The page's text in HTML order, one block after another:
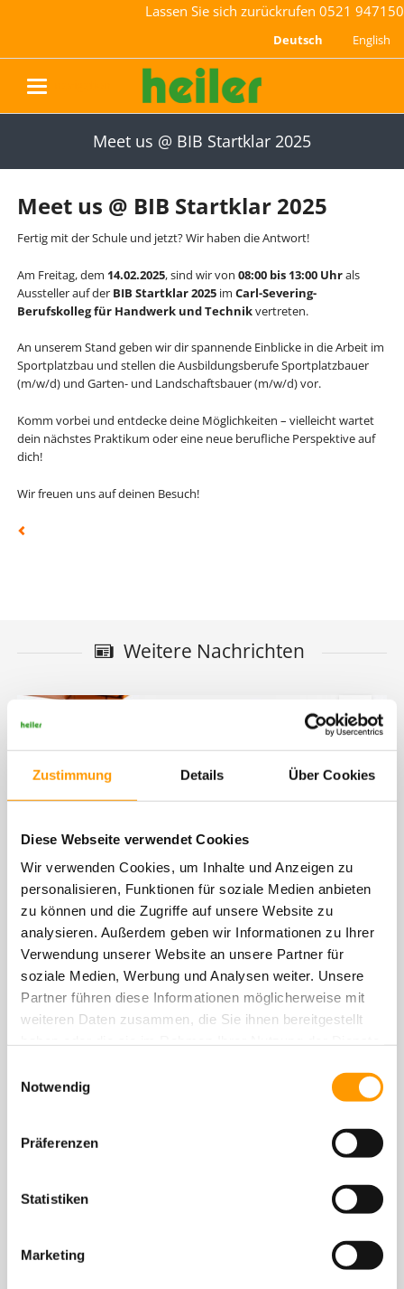
Zustimmung Details Über Cookies
Diese Webseite verwendet Cookies
Wir verwenden Cookies, um Inhalte und Anzeigen zu
personalisieren, Funktionen für soziale Medien anbieten
zu können und die Zugriffe auf unsere Website zu
analysieren. Außerdem geben wir Informationen zu Ihrer
Verwendung unserer Website an unsere Partner für
soziale Medien, Werbung und Analysen weiter. Unsere
Partner führen diese Informationen möglicherweise mit
weiteren Daten zusammen, die Sie ihnen bereitgestellt
Cookies, wenn Sie unsere Webseite weiterhin nutzen.
Notwendig
Präferenzen
Statistiken
Marketing
Lassen Sie sich zurückrufen 0521 947150
Deutsch English
Meet us @ BIB Startklar 2025
Meet us @ BIB Startklar 2025
Fertig mit der Schule und jetzt? Wir haben die Antwort!
Am Freitag, dem 14.02.2025, sind wir von 08:00 bis 13:00 Uhrals
Aussteller auf der BIB Startklar 2025im Carl-Severing-
Berufskolleg für Handwerk und Technikvertreten.
An unserem Stand geben wir dir spannende Einblicke in die Arbeit im
Sportplatzbau und stellen die Ausbildungsberufe Sportplatzbauer
(m/w/d) und Garten- und Landschaftsbauer (m/w/d) vor.
Komm vorbei und entdecke deine Möglichkeiten – vielleicht wartet
dein nächstes Praktikum oder eine neue berufliche Perspektive auf
dich!
Wir freuen uns auf deinen Besuch!
Weitere Nachrichten
14 Jahre mit vollem Einsatz dabei
Leichtathletiksport